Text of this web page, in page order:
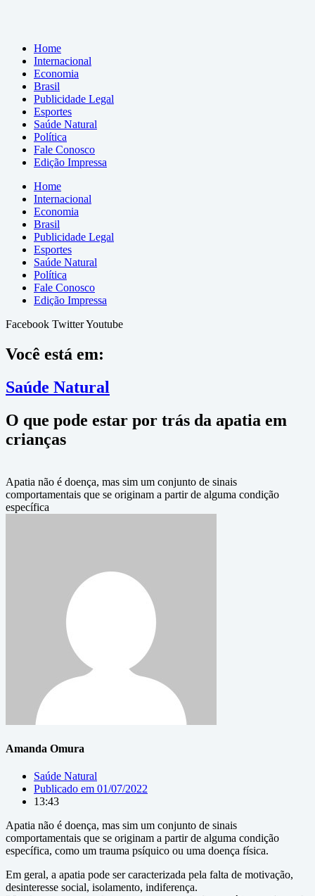
Home
Internacional
Economia
Brasil
Publicidade Legal
Esportes
Saúde Natural
Política
Fale Conosco
Edição Impressa
Home
Internacional
Economia
Brasil
Publicidade Legal
Esportes
Saúde Natural
Política
Fale Conosco
Edição Impressa
Facebook TwitterYoutube
Você está em:
Saúde Natural
O que pode estar por trás da apatia em
crianças
Apatia não é doença, mas sim um conjunto de sinais
comportamentais que se originam a partir de alguma condição
específica
Amanda Omura
Saúde Natural
Publicado em 01/07/2022
13:43
Apatia não é doença, mas sim um conjunto de sinais
comportamentais que se originam a partir de alguma condição
específica, como um trauma psíquico ou uma doença física.
Em geral, a apatia pode ser caracterizada pela falta de motivação,
desinteresse social, isolamento, indiferença.